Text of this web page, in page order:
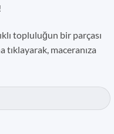
topluluğun bir parçası
maceranıza